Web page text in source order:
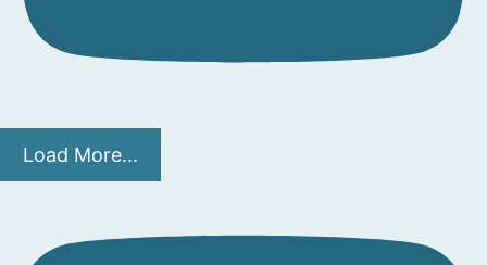
Load More...